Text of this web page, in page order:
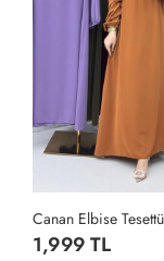
1,999 TL